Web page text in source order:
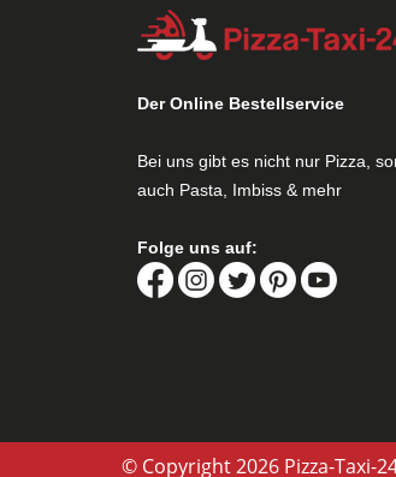
Der Online Bestellservice
Bei uns gibt es nicht nur Pizza,
auch Pasta, Imbiss & mehr
Folge uns auf:
© Copyright 2026 Pizza-Taxi-